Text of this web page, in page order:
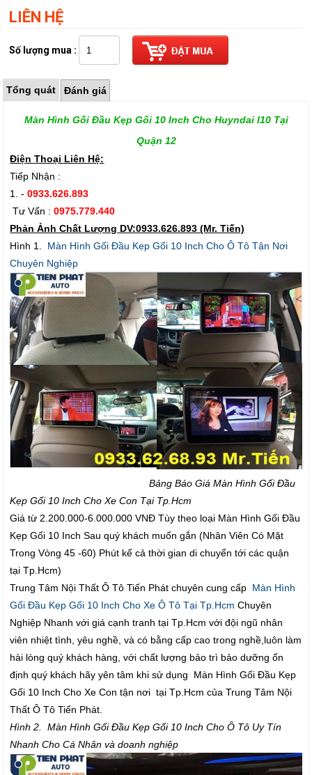
LIÊN HỆ
Số lượng mua :
Tổng quát Đánh giá
Màn Hình Gối Đầu Kẹp Gối 10 Inch Cho Huyndai I10 Tại
Quận 12
Điện Thoại Liên Hệ:
Tiếp Nhận :
1. -0933.626.893
Tư Vấn :0975.779.440
Phản Ảnh Chất Lượng DV:0933.626.893 (Mr. Tiến)
Hình 1. Màn Hình Gối Đầu Kẹp Gối 10 Inch Cho Ô Tô Tận Nơi
Chuyên Nghiệp
Bảng Báo Giá Màn Hình Gối Đầu
Kẹp Gối 10 Inch Cho Xe Con Tại Tp.Hcm
Giá từ 2.200.000-6.000.000 VNĐ Tùy theo loại Màn Hình Gối Đầu
Kẹp Gối 10 Inch Sau quý khách muốn gắn (Nhân Viên Có Mặt
Trong Vòng 45 -60) Phút kể cả thời gian di chuyển tới các quận
tại Tp.Hcm)
Trung Tâm Nội Thất Ô Tô Tiến Phát chuyên cung cấp Màn Hình
Gối Đầu Kẹp Gối 10 Inch Cho Xe Ô Tô Tại Tp.Hcm Chuyên
Nghiệp Nhanh với giá cạnh tranh tại Tp.Hcm với đội ngũ nhân
viên nhiệt tình, yêu nghề, và có bằng cấp cao trong nghề,luôn làm
hài lòng quý khách hàng, với chất lượng bảo trì bảo dưỡng ổn
định quý khách hãy yên tâm khi sử dụng Màn Hình Gối Đầu Kẹp
Gối 10 Inch Cho Xe Con tận nơi tại Tp.Hcm của Trung Tâm Nội
Thất Ô Tô Tiến Phát.
Hình 2. Màn Hình Gối Đầu Kẹp Gối 10 Inch Cho Ô Tô Uy Tín
Nhanh Cho Cá Nhân và doanh nghiệp